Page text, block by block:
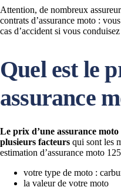
Attention, de nombreux
contrats d’assurance moto :
cas d’accident si vous
Quel est le
assurance
Le prix d’une assurance
plusieurs facteurs qui sont les
estimation d’assurance moto
votre type de moto :
la valeur de votre moto